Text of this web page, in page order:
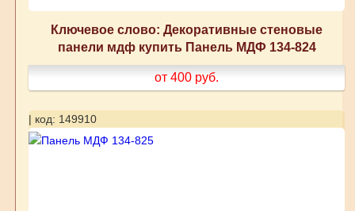
Ключевое слово: Декоративные стеновые
панели мдф купить Панель МДФ 134-824
от 400 руб.
| код: 149910